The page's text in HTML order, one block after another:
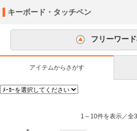
キーボード・タッチペン
フリーワー
アイテムからさがす
1～10件を表示／全